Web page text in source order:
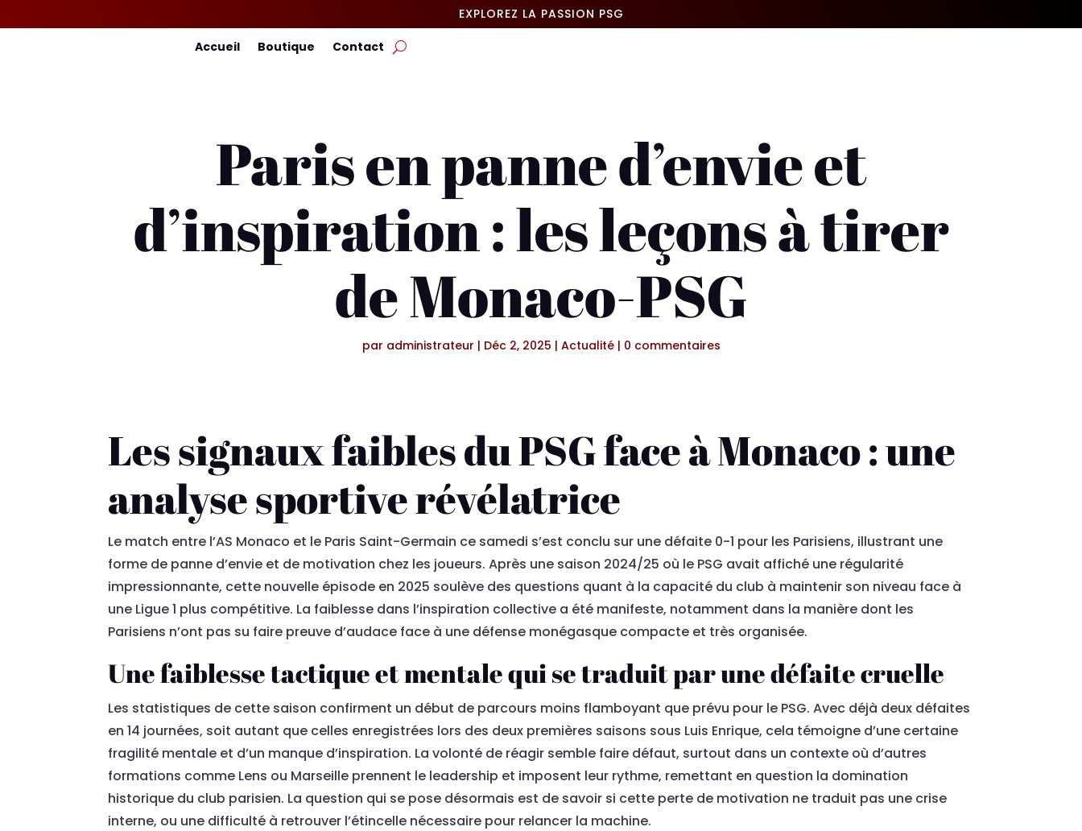
EXPLOREZ LA PASSION PSG
Accueil Boutique Contact
Paris en panne d’envie et
d’inspiration : les leçons à tirer
de Monaco-PSG
par administrateur | Déc 2, 2025 | Actualité| 0 commentaires
Les signaux faibles du PSG face à Monaco : une
analyse sportive révélatrice
Le match entre l’AS Monaco et le Paris Saint-Germain ce samedi s’est conclu sur une défaite 0-1 pour les Parisiens, illustrant une
forme de panne d’envie et de motivation chez les joueurs. Après une saison 2024/25 où le PSG avait affiché une régularité
impressionnante, cette nouvelle épisode en 2025 soulève des questions quant à la capacité du club à maintenir son niveau face à
une Ligue 1 plus compétitive. La faiblesse dans l’inspiration collective a été manifeste, notamment dans la manière dont les
Parisiens n’ont pas su faire preuve d’audace face à une défense monégasque compacte et très organisée.
Une faiblesse tactique et mentale qui se traduit par une défaite cruelle
Les statistiques de cette saison confirment un début de parcours moins flamboyant que prévu pour le PSG. Avec déjà deux défaites
en 14 journées, soit autant que celles enregistrées lors des deux premières saisons sous Luis Enrique, cela témoigne d’une certaine
fragilité mentale et d’un manque d’inspiration. La volonté de réagir semble faire défaut, surtout dans un contexte où d’autres
formations comme Lens ou Marseille prennent le leadership et imposent leur rythme, remettant en question la domination
historique du club parisien. La question qui se pose désormais est de savoir si cette perte de motivation ne traduit pas une crise
interne, ou une difficulté à retrouver l’étincelle nécessaire pour relancer la machine.